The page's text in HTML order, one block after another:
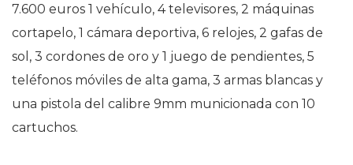
7.600 euros 1 vehículo, 4 televisores, 2 máquinas
cortapelo, 1 cámara deportiva, 6 relojes, 2 gafas de
sol, 3 cordones de oro y 1 juego de pendientes, 5
teléfonos móviles de alta gama, 3 armas blancas y
una pistola del calibre 9mm municionada con 10
cartuchos.